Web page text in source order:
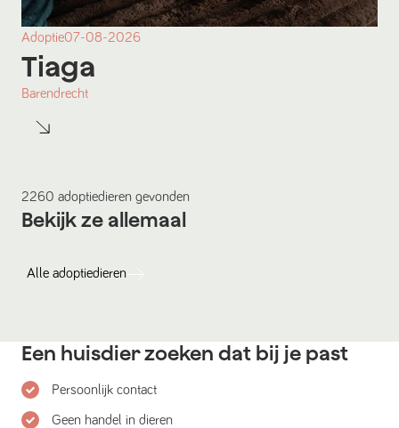
Adoptie07-08-2026
Tiaga
Barendrecht
2260 adoptiedieren gevonden
Bekijk ze allemaal
Alle adoptiedieren
Een huisdier zoeken dat bij je past
Persoonlijk contact
Geen handel in dieren